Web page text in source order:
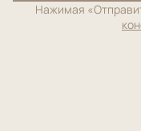
Нажимая